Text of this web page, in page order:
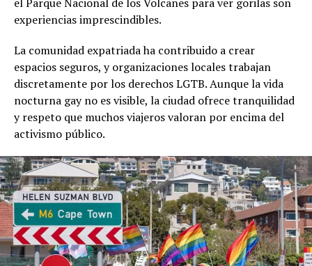
experiencias imprescindibles.
La comunidad expatriada ha contribuido a crear
espacios seguros, y organizaciones locales trabajan
discretamente por los derechos LGTB. Aunque la vida
nocturna gay no es visible, la ciudad ofrece tranquilidad
y respeto que muchos viajeros valoran por encima del
activismo público.